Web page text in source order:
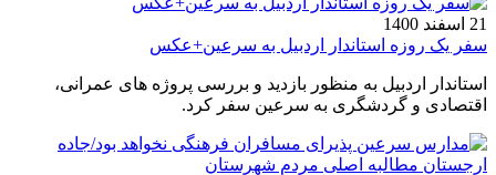
21 اسفند 1400
سفر یک روزه استاندار اردبیل به سرعین+عکس
استاندار اردبیل به منظور بازدید و بررسی پروژه های عمرانی،
اقتصادی و گردشگری به سرعین سفر کرد.